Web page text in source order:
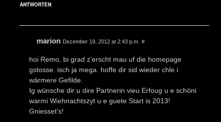
ANTWORTEN
marion Dezember 19, 2012 at 2:43 p.m. #
hoi Remo, bi grad z’erscht mau uf die homepage
gstosse. isch ja mega. hoffe dir sid wieder chle i
wärmere Gefilde.
Ig wünsche dir u dire Partnerin vieu Erfoug u e schöni
warmi Wiehnachtszyt u e guete Start is 2013!
Gniesset’s!